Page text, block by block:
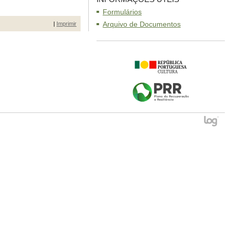
| Imprimir
Formulários
Arquivo de Documentos